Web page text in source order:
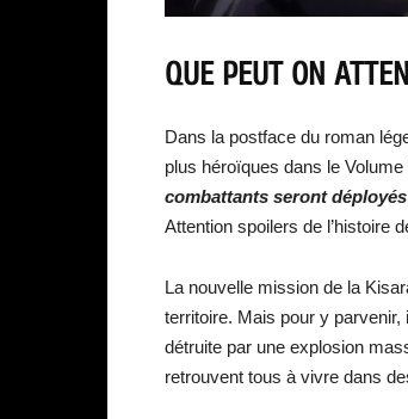
QUE PEUT ON
Dans la postface du roman
plus héroïques dans le
combattants seront déployés
Attention spoilers de l’histoire
La nouvelle mission de la
territoire. Mais pour y
détruite par une explosion
retrouvent tous à vivre dans